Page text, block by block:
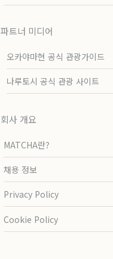
파트너 미디어
오카야마현 공식 관광가이드
나루토시 공식 관광 사이트
회사 개요
MATCHA란?
채용 정보
Privacy Policy
Cookie Policy